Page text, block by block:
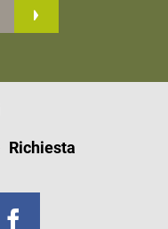
Richiesta